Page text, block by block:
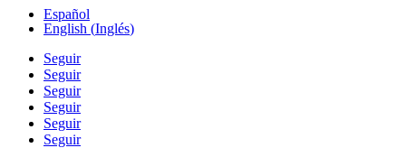
Español
English (Inglés)
Seguir
Seguir
Seguir
Seguir
Seguir
Seguir